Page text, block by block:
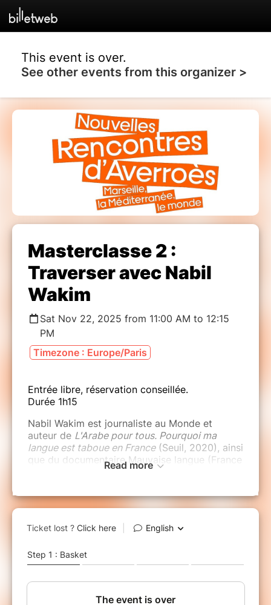
This event is over.
See other events from this organizer >
Masterclasse 2 :
Traverser avec Nabil
Wakim
Sat Nov 22, 2025 from 11:00 AM to 12:15
PM
Timezone : Europe/Paris
Entrée libre, réservation conseillée.
Durée 1h15
Nabil Wakim est journaliste au Monde et
auteur de L'Arabe pour tous. Pourquoi ma
langue est taboue en France(Seuil, 2020), ainsi
que du documentaire Mauvaise langue (France
TV). Il explore la place et l’enseignement de
d’entendre sa mère parler cette langue dans la
rue et regrette aujourd’hui de ne pas la
plus parlée en France, est-elle si peu
Wakim partagera ses réflexions avec le public
des Nouvelles Rencontres d’Averroès.
Read more